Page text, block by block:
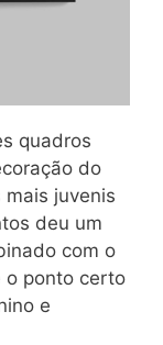
quadros
do
juvenis
deu um
com o
o ponto certo
e